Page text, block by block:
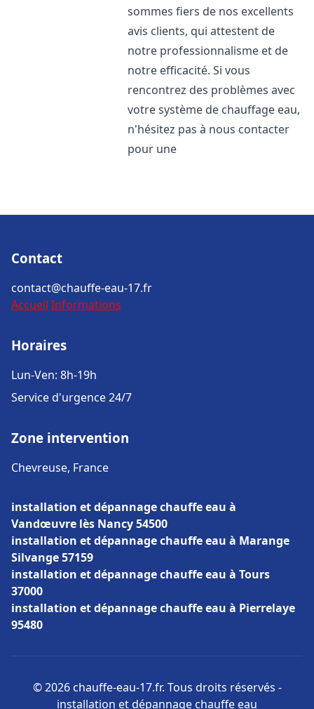
sommes fiers de nos excellents
avis clients, qui attestent de
notre professionnalisme et de
notre efficacité. Si vous
rencontrez des problèmes avec
votre système de chauffage eau,
n'hésitez pas à nous contacter
pour une
Contact
contact@chauffe-eau-17.fr
Accueil Informations
Horaires
Lun-Ven: 8h-19h
Service d'urgence 24/7
Zone intervention
Chevreuse, France
installation et dépannage chauffe eau à
Vandœuvre lès Nancy 54500
installation et dépannage chauffe eau à Marange
Silvange 57159
installation et dépannage chauffe eau à Tours
37000
installation et dépannage chauffe eau à Pierrelaye
95480
© 2026 chauffe-eau-17.fr. Tous droits réservés -
installation et dépannage chauffe eau